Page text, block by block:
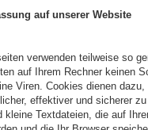
auf unserer Website
verwenden teilweise so
auf Ihrem Rechner keinen
Viren. Cookies dienen dazu,
effektiver und sicherer
kleine Textdateien, die auf